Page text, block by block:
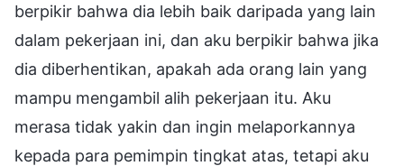
berpikir bahwa dia lebih baik daripada yang lain
dalam pekerjaan ini, dan aku berpikir bahwa jika
dia diberhentikan, apakah ada orang lain yang
mampu mengambil alih pekerjaan itu. Aku
merasa tidak yakin dan ingin melaporkannya
kepada para pemimpin tingkat atas, tetapi aku